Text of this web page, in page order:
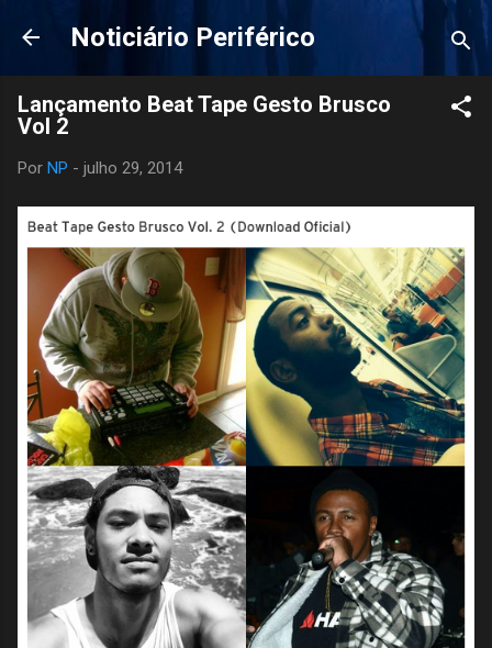
Pular para o conteúdo principal
Noticiário Periférico
Lançamento Beat Tape Gesto Brusco
Por NP - julho 29, 2014